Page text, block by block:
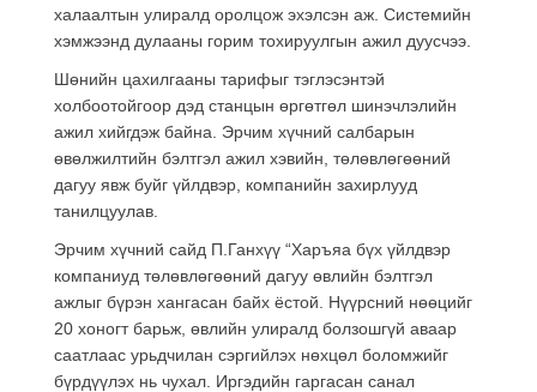
халаалтын улиралд оролцож эхэлсэн аж. Системийн
хэмжээнд дулааны горим тохируулгын ажил дуусчээ.
Шөнийн цахилгааны тарифыг тэглэсэнтэй
холбоотойгоор дэд станцын өргөтгөл шинэчлэлийн
ажил хийгдэж байна. Эрчим хүчний салбарын
өвөлжилтийн бэлтгэл ажил хэвийн, төлөвлөгөөний
дагуу явж буйг үйлдвэр, компанийн захирлууд
танилцуулав.
Эрчим хүчний сайд П.Ганхүү “Харъяа бүх үйлдвэр
компаниуд төлөвлөгөөний дагуу өвлийн бэлтгэл
ажлыг бүрэн хангасан байх ёстой. Нүүрсний нөөцийг
20 хоногт барьж, өвлийн улиралд болзошгүй аваар
саатлаас урьдчилан сэргийлэх нөхцөл боломжийг
бүрдүүлэх нь чухал. Иргэдийн гаргасан санал